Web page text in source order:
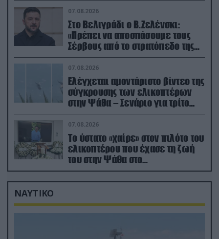
07.08.2026
Στο Βελιγράδι ο Β.Ζελένσκι:
«Πρέπει να αποσπάσουμε τους
Σέρβους από το στρατόπεδο της
Ρωσίας»
07.08.2026
Ελέγχεται αμοντάριστο βίντεο της
σύγκρουσης των ελικοπτέρων
στην Ψάθα – Σενάριο για τρίτο
ελικόπτερο
07.08.2026
Το ύστατο «χαίρε» στον πιλότο του
ελικοπτέρου που έχασε τη ζωή
του στην Ψάθα στο
αποτεφρωτήριο Ριτσώνας
ΝΑΥΤΙΚΟ